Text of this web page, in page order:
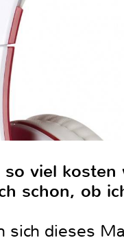
viel
schon, ob
sich dieses